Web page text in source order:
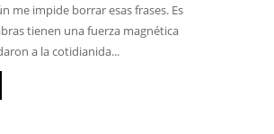
me impide borrar esas frases. Es
tienen una fuerza magnética
a la cotidianida...